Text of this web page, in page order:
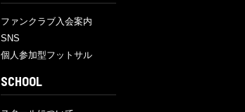
ファンクラブ入会案内
SNS
個人参加型フットサル
SCHOOL